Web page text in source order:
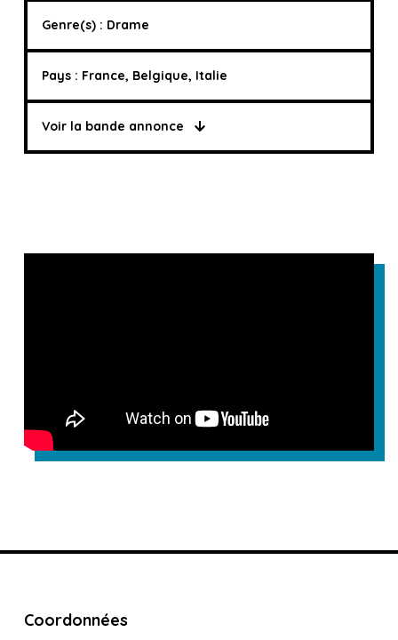
Genre(s) : Drame
Pays : France, Belgique, Italie
Voir la bande annonce
Coordonnées